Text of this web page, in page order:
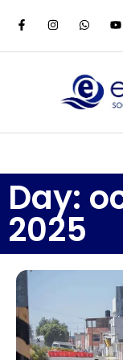
Day:
2025